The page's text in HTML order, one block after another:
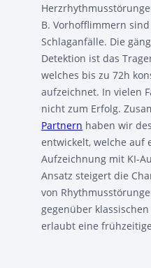
B. Vorhofflimmern
Schlaganfälle. Die
Detektion ist das
welches bis zu 72h
aufzeichnet. In vielen
nicht zum Erfolg.
Partnern haben wir
entwickelt, welche auf
Aufzeichnung mit KI-
Ansatz steigert die
von
gegenüber
erlaubt eine